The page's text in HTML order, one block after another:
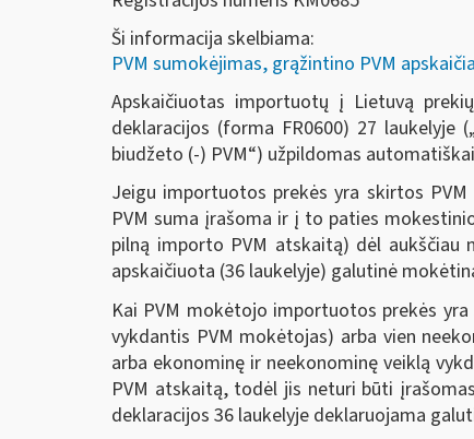
Ši informacija skelbiama:
PVM sumokėjimas, grąžintino PVM
Apskaičiuotas importuotų į Lietuvą
deklaracijos (forma FR0600) 27
biudžeto (-) PVM“) užpildomas
Jeigu importuotos prekės yra skirtos
PVM suma įrašoma ir į to paties
pilną importo PVM atskaitą) dėl
apskaičiuota (36 laukelyje) galutinė
Kai PVM mokėtojo importuotos prekės
vykdantis PVM mokėtojas) arba vien
arba ekonominę ir neekonominę veiklą
PVM atskaitą, todėl jis neturi būti
deklaracijos 36 laukelyje deklaruojama